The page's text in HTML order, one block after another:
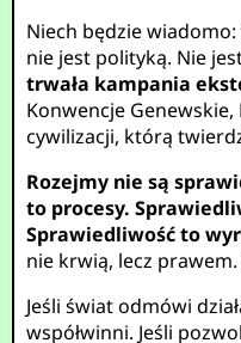
Niech będzie wiadomo:
nie jest polityką. Nie
trwała kampania
Konwencje
cywilizacji, którą
Rozejmy nie są
to procesy.
Sprawiedliwość to
nie krwią, lecz
Jeśli świat odmówi
współwinni. Jeśli